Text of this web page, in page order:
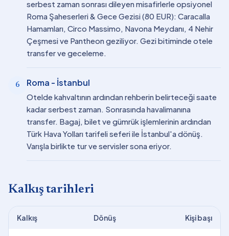
serbest zaman sonrası dileyen misafirlerle opsiyonel
Roma Şaheserleri & Gece Gezisi (80 EUR): Caracalla
Hamamları, Circo Massimo, Navona Meydanı, 4 Nehir
Çeşmesi ve Pantheon geziliyor. Gezi bitiminde otele
transfer ve geceleme.
6 Roma - İstanbul
Otelde kahvaltının ardından rehberin belirteceği saate
kadar serbest zaman. Sonrasında havalimanına
transfer. Bagaj, bilet ve gümrük işlemlerinin ardından
Türk Hava Yolları tarifeli seferi ile İstanbul'a dönüş.
Varışla birlikte tur ve servisler sona eriyor.
Kalkış tarihleri
Kalkış Dönüş Kişi başı